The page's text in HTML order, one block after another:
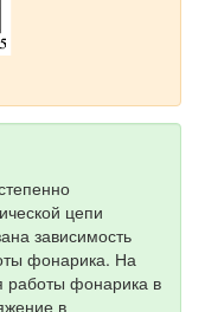
цепи
зависимость
фонарика. На
работы фонарика в
в